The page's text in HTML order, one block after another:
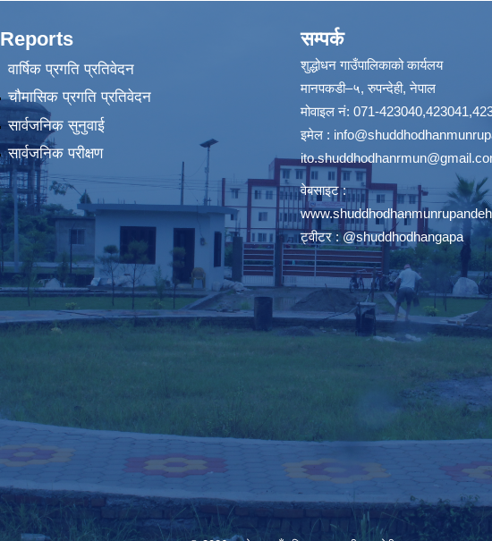
Reports
वार्षिक प्रगति प्रतिवेदन
चौमासिक प्रगति प्रतिवेदन
सार्वजनिक सुनुवाई
सार्वजनिक परीक्षण
सम्पर्क
शुद्धोधन गाउँपालिकाको कार्यलय
मानपकडी–५, रुपन्देही, नेपाल
मोवाइल नं: 071-
इमेल :
वेबसाइट :
ट्वीटर : @shuddhodhangapa